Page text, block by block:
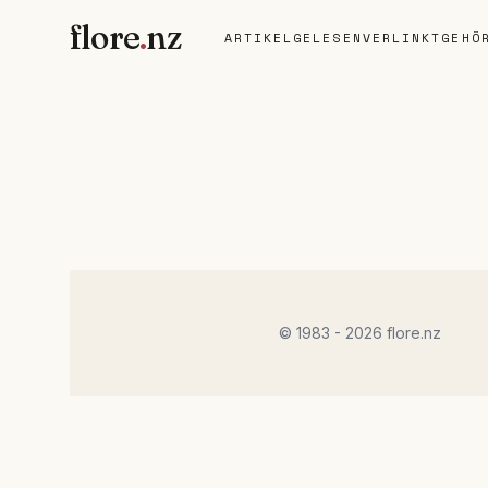
flore.nz ARTIKELGELESENVERLINKT
© 1983 - 2026 flore.nz